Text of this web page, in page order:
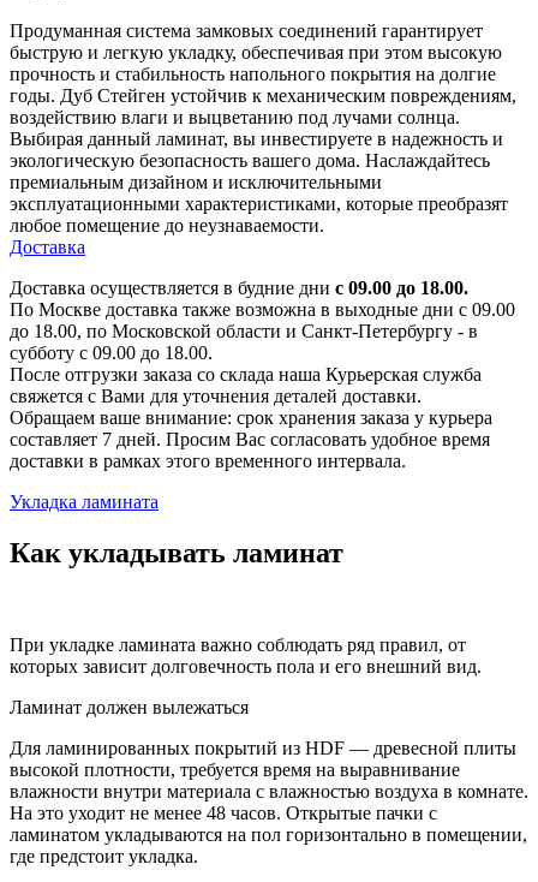
Продуманная система замковых соединений гарантирует
быструю и легкую укладку, обеспечивая при этом высокую
прочность и стабильность напольного покрытия на долгие
годы. Дуб Стейген устойчив к механическим повреждениям,
воздействию влаги и выцветанию под лучами солнца.
Выбирая данный ламинат, вы инвестируете в надежность и
экологическую безопасность вашего дома. Наслаждайтесь
премиальным дизайном и исключительными
эксплуатационными характеристиками, которые преобразят
любое помещение до неузнаваемости.
Доставка
Доставка осуществляется в будние дни с 09.00 до 18.00.
По Москве доставка также возможна в выходные дни с 09.00
до 18.00, по Московской области и Санкт-Петербургу - в
субботу с 09.00 до 18.00.
После отгрузки заказа со склада наша Курьерская служба
свяжется с Вами для уточнения деталей доставки.
Обращаем ваше внимание: срок хранения заказа у курьера
составляет 7 дней. Просим Вас согласовать удобное время
доставки в рамках этого временного интервала.
Укладка ламината
Как укладывать ламинат
При укладке ламината важно соблюдать ряд правил, от
которых зависит долговечность пола и его внешний вид.
Ламинат должен вылежаться
Для ламинированных покрытий из HDF — древесной плиты
высокой плотности, требуется время на выравнивание
влажности внутри материала с влажностью воздуха в комнате.
На это уходит не менее 48 часов. Открытые пачки с
ламинатом укладываются на пол горизонтально в помещении,
где предстоит укладка.